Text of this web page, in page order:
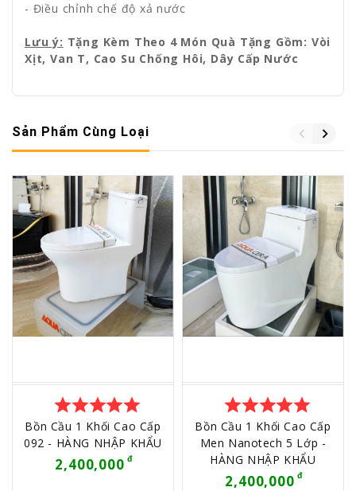
- Điều chỉnh chế độ xả nước
Lưu ý: Tặng Kèm Theo 4 Món Quà Tặng Gồm: Vòi
Xịt, Van T, Cao Su Chống Hôi, Dây Cấp Nước
Sản Phẩm Cùng Loại
starstarstarstarstar
Bồn Cầu 1 Khối Cao Cấp
092 - HÀNG NHẬP KHẨU
2,400,000
starstarstarstarstar
Bồn Cầu 1 Khối Cao Cấp
Men Nanotech 5 Lớp -
HÀNG NHẬP KHẨU
2,400,000